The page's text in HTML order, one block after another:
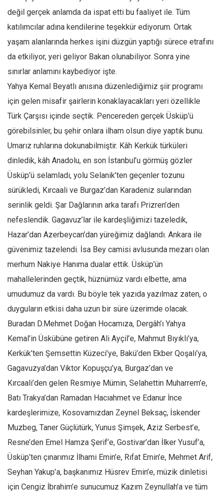
değil gerçek anlamda da ispat etti bu faaliyet ile. Tüm
katılımcılar adına kendilerine teşekkür ediyorum. Ortak
yaşam alanlarında herkes işini düzgün yaptığı sürece etrafını
da etkiliyor, yeri geliyor Bakan olunabiliyor. Sonra yine
sınırlar anlamını kaybediyor işte.
Yahya Kemal Beyatlı anısına düzenlediğimiz şiir programı
için gelen misafir şairlerin konaklayacakları yeri özellikle
Türk Çarşısı içinde seçtik. Pencereden gerçek Üsküp’ü
görebilsinler, bu şehir onlara ilham olsun diye yaptık bunu.
Umarız ruhlarına dokunabilmiştir. Kâh Kerkük türküleri
dinledik, kâh Anadolu, en son İstanbul’u görmüş gözler
Üsküp’ü selamladı, yolu Selanik’ten geçenler tozunu
sürükledi, Kırcaali ve Burgaz’dan Karadeniz sularından
serinlik geldi. Şar Dağlarının arka tarafı Prizren’den
nefeslendik. Gagavuz’lar ile kardeşliğimizi tazeledik,
Hazar’dan Azerbeycan’dan yüreğimiz dağlandı. Ankara ile
güvenimiz tazelendi. İsa Bey camisi avlusunda mezarı olan
merhum Nakiye Hanıma dualar ettik. Üsküp’ün
mahallelerinden geçtik, hüznümüz vardı elbette, ama
umudumuz da vardı. Bu böyle tek yazıda yazılmaz zaten, o
duyguların etkisi daha uzun bir süre üzerimde olacak.
Buradan D.Mehmet Doğan Hocamıza, Dergâh’ı Yahya
Kemal’in Üskübüne getiren Ali Ayçil’e, Mahmut Bıyıklı’ya,
Kerkük’ten Şemsettin Küzeci’ye, Bakü’den Ekber Qoşalı’ya,
Gagavuzya’dan Viktor Kopuşçu’ya, Burgaz’dan ve
Kırcaali’den gelen Resmiye Mümin, Selahettin Muharrem’e,
Batı Trakya’dan Ramadan Hacıahmet ve Edanur İnce
kardeşlerimize, Kosovamızdan Zeynel Beksaç, İskender
Muzbeg, Taner Güçlütürk, Yunus Şimşek, Aziz Serbest’e,
Resne’den Emel Hamza Şerif’e, Gostivar’dan İlker Yusuf’a,
Üsküp’ten çınarımız İlhami Emin’e, Rıfat Emin’e, Mehmet Arif,
Seyhan Yakup’a, başkanımız Hüsrev Emin’e, müzik dinletisi
için Cengiz İbrahim’e sunucumuz Kazım Zeynullah’a ve tüm